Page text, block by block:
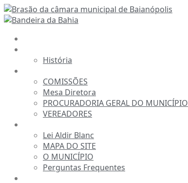
Ir
para
conteúdo
História
COMISSÕES
Mesa Diretora
PROCURADORIA GERAL DO MUNICÍPIO
VEREADORES
Lei Aldir Blanc
MAPA DO SITE
O MUNICÍPIO
Perguntas Frequentes